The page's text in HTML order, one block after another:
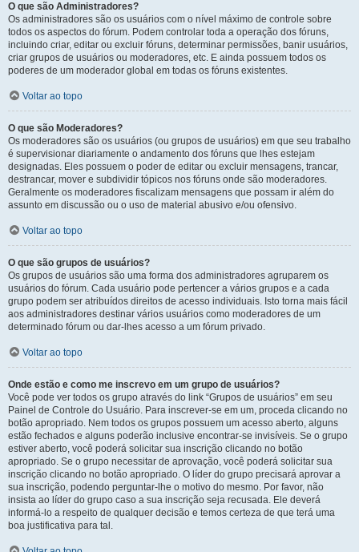
O que são Administradores?
Os administradores são os usuários com o nível máximo de controle sobre
todos os aspectos do fórum. Podem controlar toda a operação dos fóruns,
incluindo criar, editar ou excluir fóruns, determinar permissões, banir usuários,
criar grupos de usuários ou moderadores, etc. E ainda possuem todos os
poderes de um moderador global em todas os fóruns existentes.
Voltar ao topo
O que são Moderadores?
Os moderadores são os usuários (ou grupos de usuários) em que seu trabalho
é supervisionar diariamente o andamento dos fóruns que lhes estejam
designadas. Eles possuem o poder de editar ou excluir mensagens, trancar,
destrancar, mover e subdividir tópicos nos fóruns onde são moderadores.
Geralmente os moderadores fiscalizam mensagens que possam ir além do
assunto em discussão ou o uso de material abusivo e/ou ofensivo.
Voltar ao topo
O que são grupos de usuários?
Os grupos de usuários são uma forma dos administradores agruparem os
usuários do fórum. Cada usuário pode pertencer a vários grupos e a cada
grupo podem ser atribuídos direitos de acesso individuais. Isto torna mais fácil
aos administradores destinar vários usuários como moderadores de um
determinado fórum ou dar-lhes acesso a um fórum privado.
Voltar ao topo
Onde estão e como me inscrevo em um grupo de usuários?
Você pode ver todos os grupo através do link “Grupos de usuários” em seu
Painel de Controle do Usuário. Para inscrever-se em um, proceda clicando no
botão apropriado. Nem todos os grupos possuem um acesso aberto, alguns
estão fechados e alguns poderão inclusive encontrar-se invisíveis. Se o grupo
estiver aberto, você poderá solicitar sua inscrição clicando no botão
apropriado. Se o grupo necessitar de aprovação, você poderá solicitar sua
inscrição clicando no botão apropriado. O líder do grupo precisará aprovar a
sua inscrição, podendo perguntar-lhe o motivo do mesmo. Por favor, não
insista ao líder do grupo caso a sua inscrição seja recusada. Ele deverá
informá-lo a respeito de qualquer decisão e temos certeza de que terá uma
boa justificativa para tal.